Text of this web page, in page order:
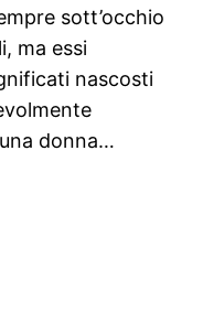
sott’occhio
ma essi
nascosti
donna…